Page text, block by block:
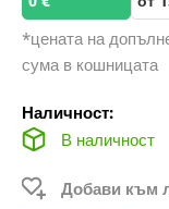
*цената на
сума в кошницата
Наличност:
В наличност
Добави към